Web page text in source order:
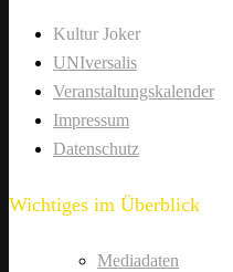
Kultur Joker
UNIversalis
Veranstaltungskalender
Impressum
Datenschutz
Wichtiges im Überblick
Mediadaten